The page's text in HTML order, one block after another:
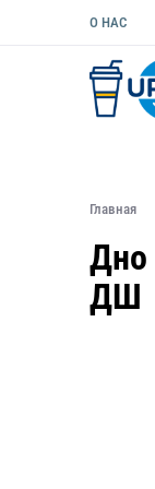
О НАС
Главная
Дно
ДШ